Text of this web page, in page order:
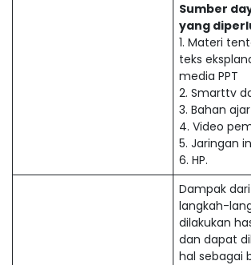
Sumber
yang
1. Materi
teks
media PPT
2. Smarttv
3. Bahan
4. Video
5. Jaringan
6. HP.
Dampak
langkah-
dilakukan
dan dapat
hal sebagai